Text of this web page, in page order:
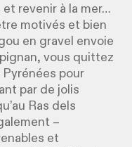
revenir à la mer…
motivés et bien
en gravel envoie
vous quittez
Pyrénées pour
par de jolis
Ras dels
–
et